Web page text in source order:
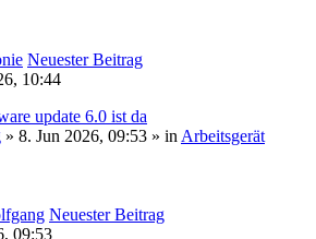
Neuester Beitrag
10:44
update 6.0 ist da
» 8. Jun 2026, 09:53 » in Arbeitsgerät
Neuester Beitrag
09:53